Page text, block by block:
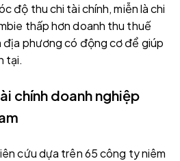
độ thu chi tài chính, miễn là chi
thấp hơn doanh thu thuế
địa phương có động cơ để giúp
tại.
chính doanh nghiệp
cứu dựa trên 65 công ty niêm